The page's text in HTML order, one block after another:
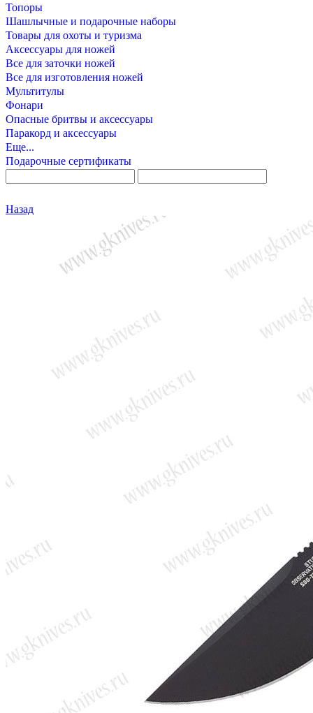
Топоры
Шашлычные и подарочные наборы
Товары для охоты и туризма
Аксессуары для ножей
Все для заточки ножей
Все для изготовления ножей
Мультитулы
Фонари
Опасные бритвы и аксессуары
Паракорд и аксессуары
Еще...
Подарочные сертификаты
Назад